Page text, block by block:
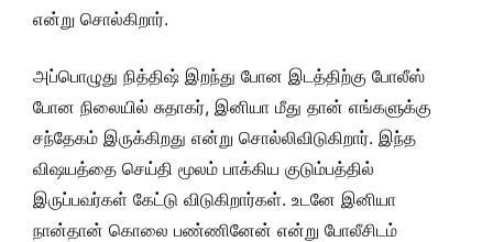
என்று சொல்கிறார்.
அப்பொழுது நித்திஷ் இறந்து போன இடத்திற்கு போலீஸ்
போன நிலையில் சுதாகர், இனியா மீது தான் எங்களுக்கு
சந்தேகம் இருக்கிறது என்று சொல்லிவிடுகிறார். இந்த
விஷயத்தை செய்தி மூலம் பாக்கிய குடும்பத்தில்
இருப்பவர்கள் கேட்டு விடுகிறார்கள். உடனே இனியா
நான்தான் கொலை பண்ணினேன் என்று போலீசிடம்